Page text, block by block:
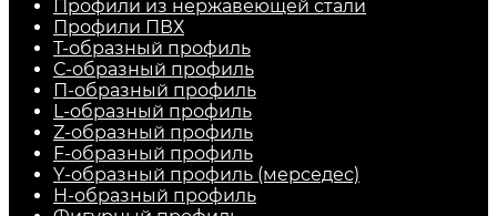
Профили из нержавеющей стали
Профили ПВХ
Т-образный профиль
С-образный профиль
П-образный профиль
L-образный профиль
Z-образный профиль
F-образный профиль
Y-образный профиль (мерседес)
H-образный профиль